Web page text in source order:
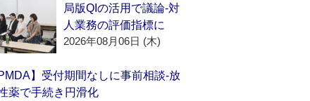
局版QIの活用で議論‐対
人業務の評価指標に
2026年08月06日 (木)
PMDA】受付期間なしに事前相談‐放
薬で手続き円滑化